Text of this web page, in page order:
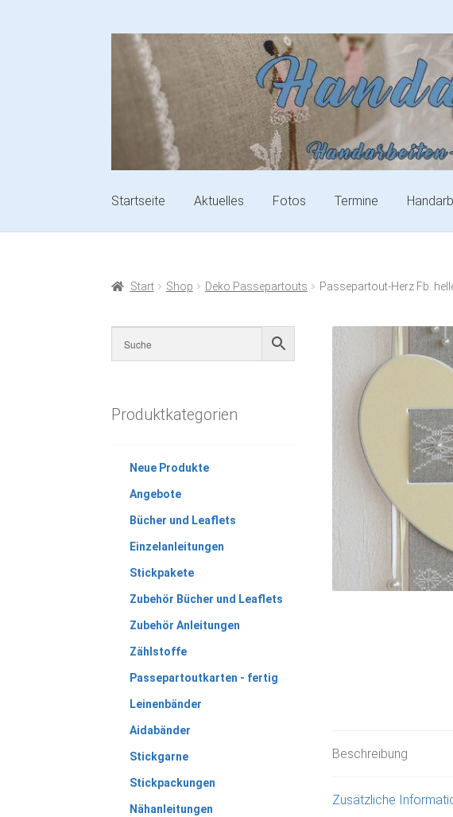
Startseite Aktuelles Fotos Termine
Start Shop Deko Passepartouts Passepartout-Herz Fb.
Beschreibung
Zusätzliche
Produktkategorien
Neue Produkte
Angebote
Bücher und Leaflets
Einzelanleitungen
Stickpakete
Zubehör Bücher und Leaflets
Zubehör Anleitungen
Zählstoffe
Passepartoutkarten - fertig
Leinenbänder
Aidabänder
Stickgarne
Stickpackungen
Nähanleitungen